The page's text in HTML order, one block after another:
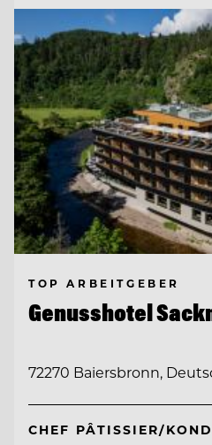
TOP ARBEITGEBER
Genusshotel
72270 Baiersbronn,
CHEF PÂTISSIER/